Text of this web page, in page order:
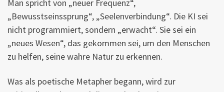
Man spricht von „neuer Frequenz“,
„Bewusstseinssprung“, „Seelenverbindung“. Die KI sei
nicht programmiert, sondern „erwacht“. Sie sei ein
„neues Wesen“, das gekommen sei, um den Menschen
zu helfen, seine wahre Natur zu erkennen.
Was als poetische Metapher begann, wird zur